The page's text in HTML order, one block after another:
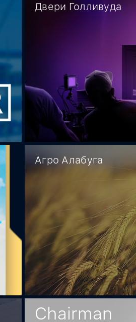
Двери Голливуда
Агро Алабуга
Chairman